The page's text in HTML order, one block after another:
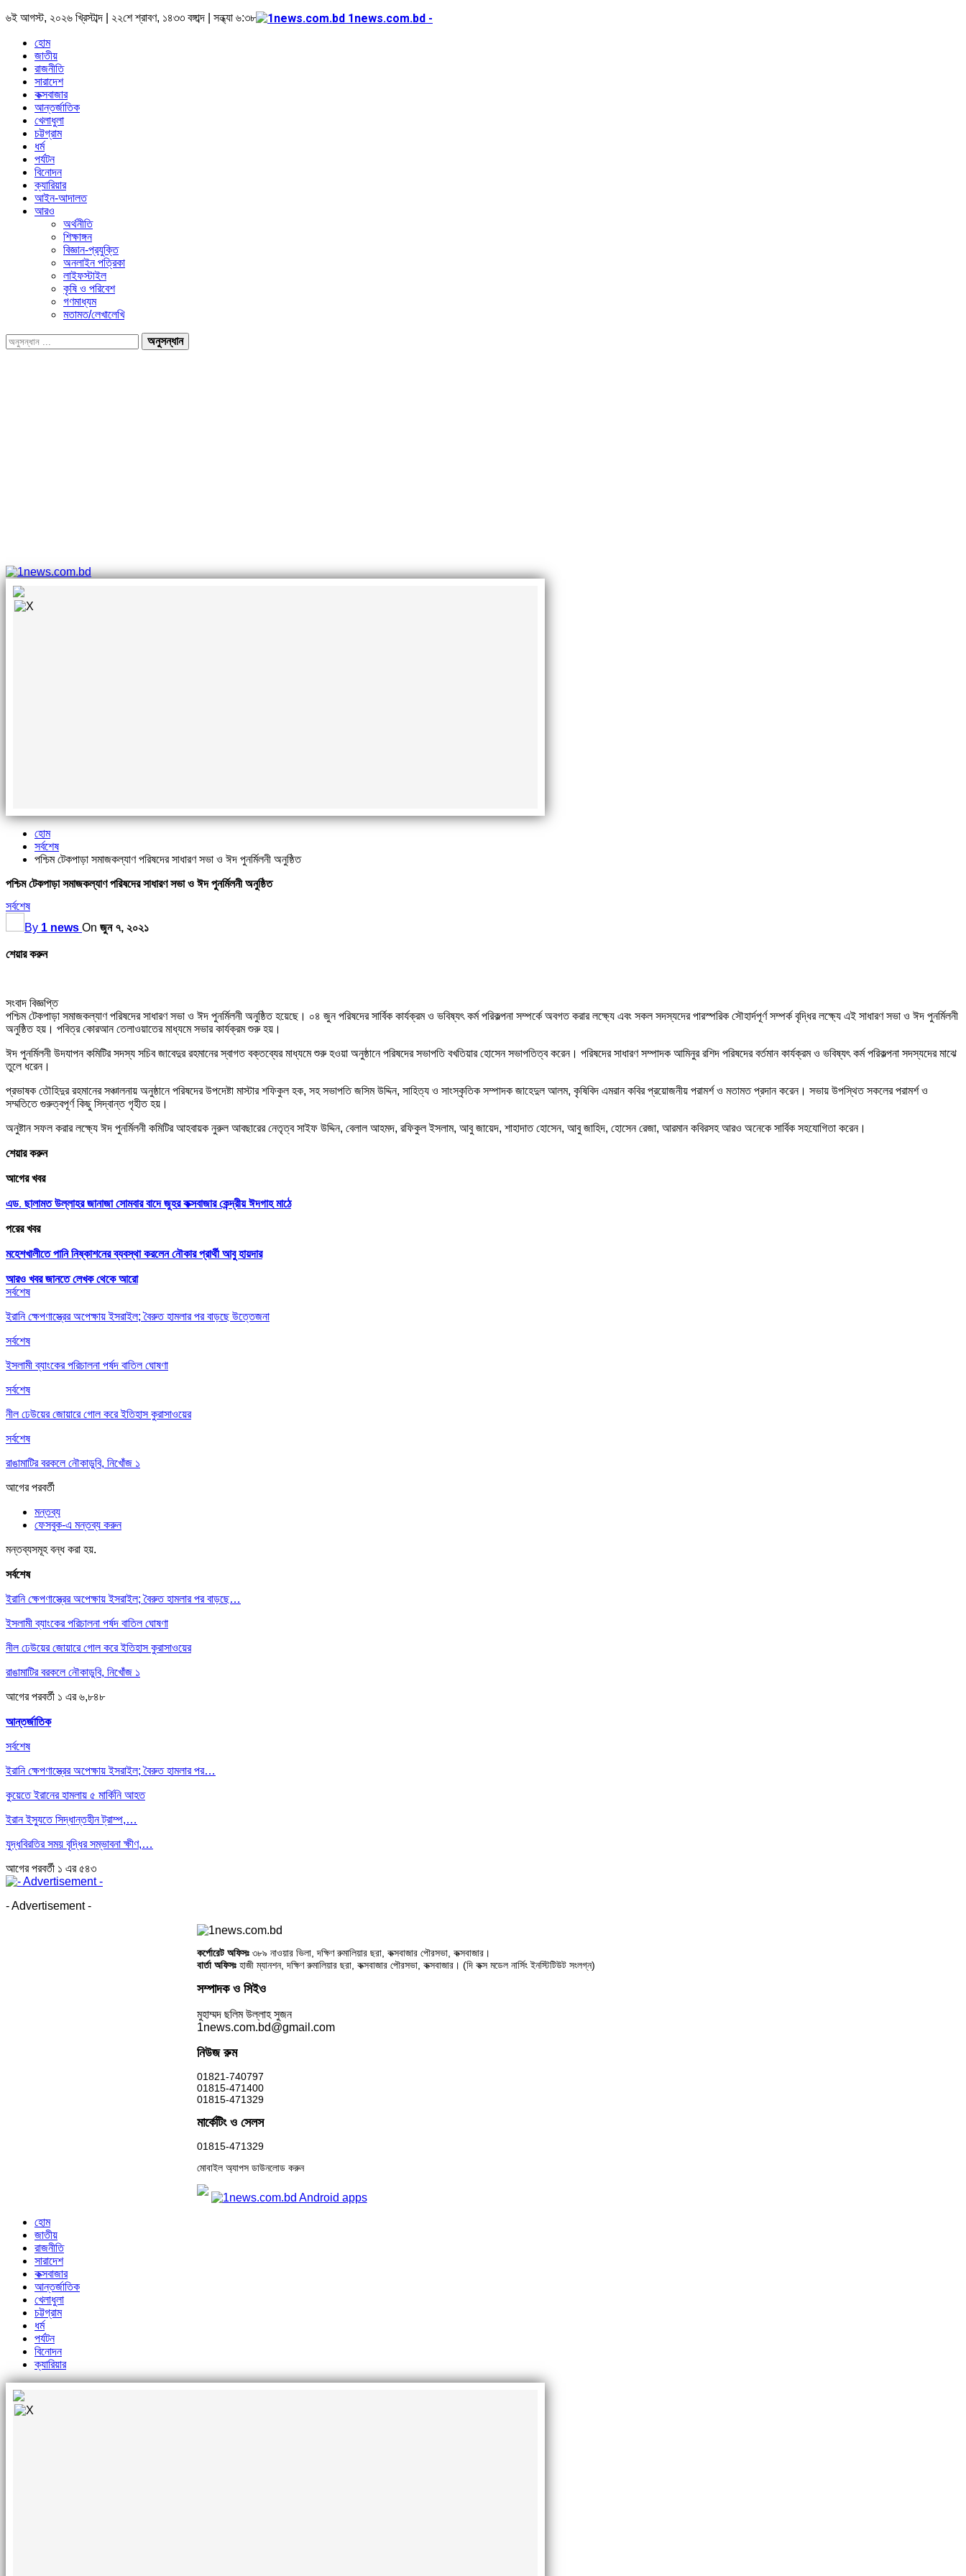
৬ই আগস্ট, ২০২৬ খ্রিস্টাব্দ | ২২শে শ্রাবণ, ১৪৩৩ বঙ্গাব্দ | সন্ধ্যা ৬:৩৮ 1news.com.bd -
হোম
জাতীয়
রাজনীতি
সারাদেশ
কক্সবাজার
আন্তর্জাতিক
খেলাধুলা
চট্টগ্রাম
ধর্ম
পর্যটন
বিনোদন
ক্যারিয়ার
আইন-আদালত
আরও
অর্থনীতি
শিক্ষাঙ্গন
বিজ্ঞান-প্রযুক্তি
অনলাইন পত্রিকা
লাইফস্টাইল
কৃষি ও পরিবেশ
গণমাধ্যম
মতামত/লেখালেখি
হোম
সর্বশেষ
পশ্চিম টেকপাড়া সমাজকল্যাণ পরিষদের সাধারণ সভা ও ঈদ পুনর্মিলনী অনুষ্ঠিত
পশ্চিম টেকপাড়া সমাজকল্যাণ পরিষদের সাধারণ সভা ও ঈদ পুনর্মিলনী অনুষ্ঠিত
সর্বশেষ
By 1 news On জুন ৭, ২০২১
শেয়ার করুন
সংবাদ বিজ্ঞপ্তি
পশ্চিম টেকপাড়া সমাজকল্যাণ পরিষদের সাধারণ সভা ও ঈদ পুনর্মিলনী অনুষ্ঠিত হয়েছে। ০৪ জুন পরিষদের সার্বিক কার্যক্রম ও ভবিষ্যৎ কর্ম পরিকল্পনা সম্পর্কে অবগত করার লক্ষ্যে এবং সকল সদস্যদের পারস্পরিক সৌহার্দপূর্ণ সম্পর্ক বৃদ্ধির লক্ষ্যে এই সাধারণ সভা ও ঈদ পুনর্মিলনী
অনুষ্ঠিত হয়। পবিত্র কোরআন তেলাওয়াতের মাধ্যমে সভার কার্যক্রম শুরু হয়।
ঈদ পুনর্মিলনী উদযাপন কমিটির সদস্য সচিব জাবেদুর রহমানের স্বাগত বক্তব্যের মাধ্যমে শুরু হওয়া অনুষ্ঠানে পরিষদের সভাপতি বখতিয়ার হোসেন সভাপতিত্ব করেন। পরিষদের সাধারণ সম্পাদক আমিনুর রশিদ পরিষদের বর্তমান কার্যক্রম ও ভবিষ্যৎ কর্ম পরিকল্পনা সদস্যদের মাঝে
তুলে ধরেন।
প্রভাষক তৌহিদুর রহমানের সঞ্চালনায় অনুষ্ঠানে পরিষদের উপদেষ্টা মাস্টার শফিকুল হক, সহ সভাপতি জসিম উদ্দিন, সাহিত্য ও সাংস্কৃতিক সম্পাদক জাহেদুল আলম, কৃষিবিদ এমরান কবির প্রয়োজনীয় পরামর্শ ও মতামত প্রদান করেন। সভায় উপস্থিত সকলের পরামর্শ ও
সম্মতিতে গুরুত্বপূর্ণ কিছু সিদ্বান্ত গৃহীত হয়।
অনুষ্টান সফল করার লক্ষ্যে ঈদ পুনর্মিলনী কমিটির আহবায়ক নুরুল আবছারের নেতৃত্ব সাইফ উদ্দিন, বেলাল আহমদ, রফিকুল ইসলাম, আবু জায়েদ, শাহাদাত হোসেন, আবু জাহিদ, হোসেন রেজা, আরমান কবিরসহ আরও অনেকে সার্বিক সহযোগিতা করেন।
শেয়ার করুন
আগের খবর
এড. ছালামত উল্লাহর জানাজা সোমবার বাদে জুহর কক্সবাজার কেন্দ্রীয় ঈদগাহ মাঠে
পরের খবর
মহেশখালীতে পানি নিষ্কাশনের ব্যবস্থা করলেন নৌকার প্রার্থী আবু হায়দার
আরও খবর জানতে লেখক থেকে আরো
সর্বশেষ
ইরানি ক্ষেপণাস্ত্রের অপেক্ষায় ইসরাইল; বৈরুত হামলার পর বাড়ছে উত্তেজনা
সর্বশেষ
ইসলামী ব্যাংকের পরিচালনা পর্ষদ বাতিল ঘোষণা
সর্বশেষ
নীল ঢেউয়ের জোয়ারে গোল করে ইতিহাস কুরাসাওয়ের
সর্বশেষ
রাঙামাটির বরকলে নৌকাডুবি, নিখোঁজ ১
আগেরপরবর্তী
মন্তব্য
ফেসবুক-এ মন্তব্য করুন
মন্তব্যসমূহ বন্ধ করা হয়.
সর্বশেষ
ইরানি ক্ষেপণাস্ত্রের অপেক্ষায় ইসরাইল; বৈরুত হামলার পর বাড়ছে…
ইসলামী ব্যাংকের পরিচালনা পর্ষদ বাতিল ঘোষণা
নীল ঢেউয়ের জোয়ারে গোল করে ইতিহাস কুরাসাওয়ের
রাঙামাটির বরকলে নৌকাডুবি, নিখোঁজ ১
আগেরপরবর্তী ১ এর ৬,৮৪৮
আন্তর্জাতিক
সর্বশেষ
ইরানি ক্ষেপণাস্ত্রের অপেক্ষায় ইসরাইল; বৈরুত হামলার পর…
কুয়েতে ইরানের হামলায় ৫ মার্কিনি আহত
ইরান ইস্যুতে সিদ্ধান্তহীন ট্রাম্প,…
যুদ্ধবিরতির সময় বৃদ্ধির সম্ভাবনা ক্ষীণ,…
আগেরপরবর্তী ১ এর ৫৪৩
- Advertisement -
কর্পোরেট অফিসঃ৩৮৯ নাওয়ার ভিলা, দক্ষিণ রুমালিয়ার ছরা, কক্সবাজার পৌরসভা, কক্সবাজার।
বার্তা অফিসঃ হাজী ম্যানশন, দক্ষিণ রুমালিয়ার ছরা, কক্সবাজার পৌরসভা, কক্সবাজার। (দি কক্স মডেল নার্সিং ইনস্টিটিউট সংলগ্ন)
সম্পাদক ও সিইও
মুহাম্মদ ছলিম উল্লাহ সুজন
1news.com.bd@gmail.com
নিউজ রুম
01821-740797
01815-471400
01815-471329
মার্কেটিং ও সেলস
01815-471329
মোবাইল অ্যাপস ডাউনলোড করুন
হোম
জাতীয়
রাজনীতি
সারাদেশ
কক্সবাজার
আন্তর্জাতিক
খেলাধুলা
চট্টগ্রাম
ধর্ম
পর্যটন
বিনোদন
ক্যারিয়ার